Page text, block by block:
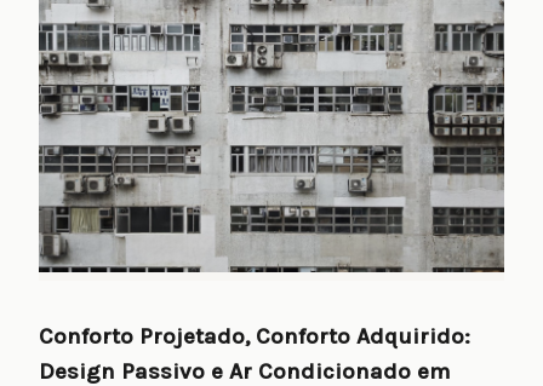
Conforto Projetado, Conforto Adquirido:
Design Passivo e Ar Condicionado em